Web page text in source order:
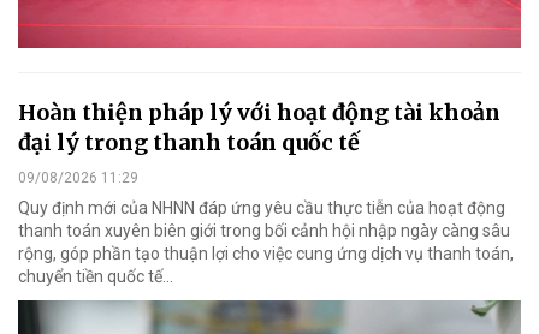
Hoàn thiện pháp lý với hoạt động tài khoản
đại lý trong thanh toán quốc tế
09/08/2026 11:29
Quy định mới của NHNN đáp ứng yêu cầu thực tiễn của hoạt động
thanh toán xuyên biên giới trong bối cảnh hội nhập ngày càng sâu
rộng, góp phần tạo thuận lợi cho việc cung ứng dịch vụ thanh toán,
chuyển tiền quốc tế...